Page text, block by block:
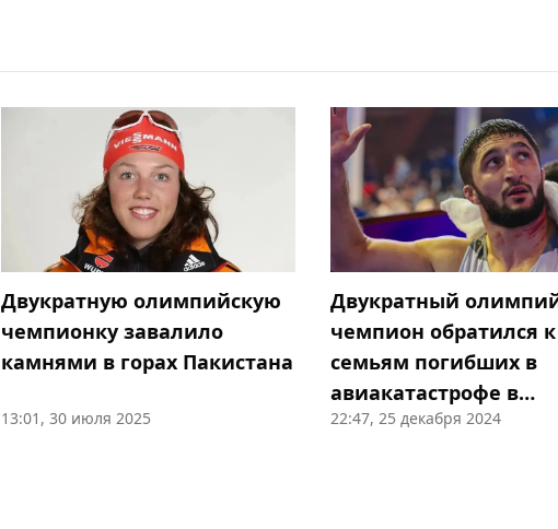
Двукратную олимпийскую
чемпионку завалило
камнями в горах Пакистана
13:01, 30 июля 2025
Двукратный
чемпион обратился к
семьям погибших в
авиакатастрофе в
Казахстане
22:47, 25 декабря 2024